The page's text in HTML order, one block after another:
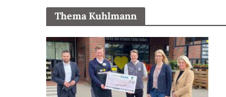
Thema Kuhlmann